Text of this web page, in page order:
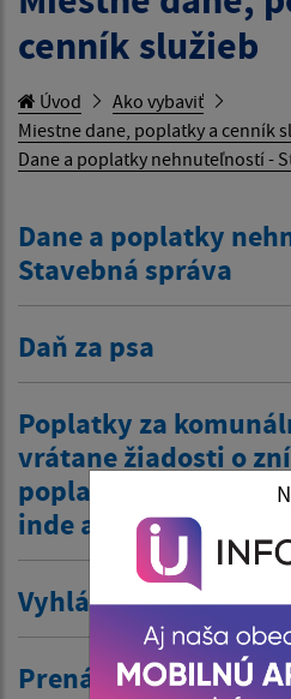
cenník služieb
Úvod
Ako vybaviť
Miestne dane, poplatky a cenník
Dane a poplatky nehnuteľností -
Dane a poplatky
Stavebná správa
Daň za psa
Poplatky za
vrátane žiadosti o
poplatku z dôvodov
inde a tiež zťp atď.
Vyhlásenie v
Prenájom